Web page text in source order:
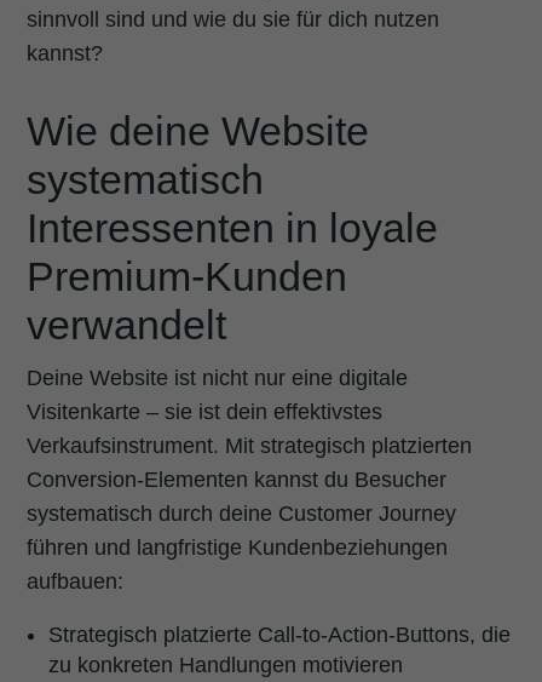
sinnvoll sind und wie du sie für dich nutzen
kannst?
Wie deine Website
systematisch
Interessenten in loyale
Premium-Kunden
verwandelt
Deine Website ist nicht nur eine digitale
Visitenkarte – sie ist dein effektivstes
Verkaufsinstrument. Mit strategisch platzierten
Conversion-Elementen kannst du Besucher
systematisch durch deine Customer Journey
führen und langfristige Kundenbeziehungen
aufbauen:
Strategisch platzierte Call-to-Action-Buttons, die
zu konkreten Handlungen motivieren